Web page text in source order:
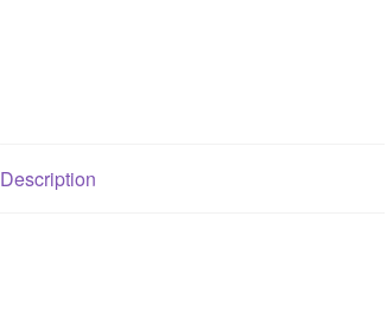
Description